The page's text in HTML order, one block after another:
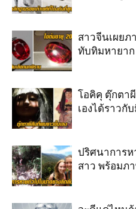
สาวจีนเผยภ
ทับทิมหายาก
โอคิคุ ตุ๊กตา
เองได้ราวกั
ปริศนาการห
สาว พร้อมภ